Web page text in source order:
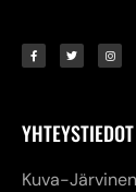
YHTEYSTIEDOT
Kuva-